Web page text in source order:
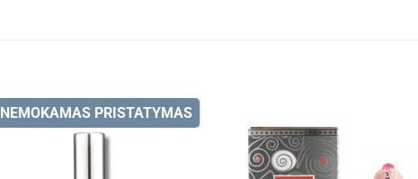
NEMOKAMAS PRISTATYMAS